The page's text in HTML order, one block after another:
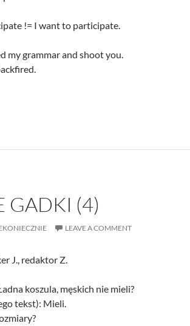
!= I want to participate.
my grammar and shoot you.
GADKI (4)
LEAVE A COMMENT
J., redaktor Z.
koszula, męskich nie mieli?
tekst): Mieli.